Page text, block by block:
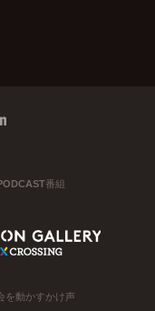
番組
を動かすかけ声